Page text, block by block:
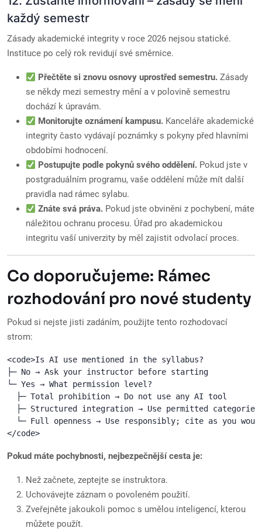
každý semestr
Zásady akademické integrity v roce 2026 nejsou statické.
Instituce po celý rok revidují své směrnice.
Přečtěte si znovu osnovy uprostřed semestru. Zásady
se někdy mezi semestry mění a v polovině semestru
dochází k úpravám.
Monitorujte oznámení kampusu. Kanceláře akademické
integrity často vydávají poznámky s pokyny před hlavními
obdobími hodnocení.
Postupujte podle pokynů svého oddělení. Pokud jste v
postgraduálním programu, vaše oddělení může mít další
pravidla nad rámec sylabu.
Znáte svá práva. Pokud jste obviněni z pochybení, máte
náležitou ochranu procesu. Úřad pro akademickou
integritu vaší univerzity by měl zajistit odvolací proces.
Co doporučujeme: Rámec
rozhodování pro nové studenty
Pokud si nejste jisti zadáním, použijte tento rozhodovací
strom:
<code>Is AI use mentioned in the syllabus?
├─ No → Ask your instructor before starting
└─ Yes → What permission level?
  ├─ Total prohibition → Do not use any AI tool
├─ Structured integration → Use permitted
└─ Full openness → Use responsibly; cite as you
</code>
Pokud máte pochybnosti, nejbezpečnější cesta je:
Než začnete, zeptejte se instruktora.
Uchovávejte záznam o povoleném použití.
Zveřejněte jakoukoli pomoc s umělou inteligencí, kterou
můžete použít.